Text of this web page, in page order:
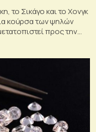
το Σικάγο και το Χονγκ
κούρσα των ψηλών
προς την